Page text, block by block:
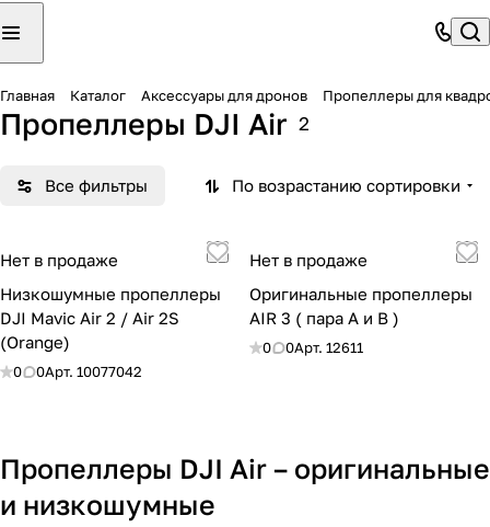
Главная Каталог Аксессуары для дронов Пропеллеры для
Пропеллеры DJI Air 2
Все фильтры По возрастанию сортировки
Нет в продаже
Низкошумные пропеллеры
DJI Mavic Air 2 / Air 2S
(Orange)
0 0Арт. 10077042
Нет в продаже
Оригинальные пропеллеры
AIR 3 ( пара A и B )
0 0Арт. 12611
Пропеллеры DJI Air – оригинальные
и низкошумные